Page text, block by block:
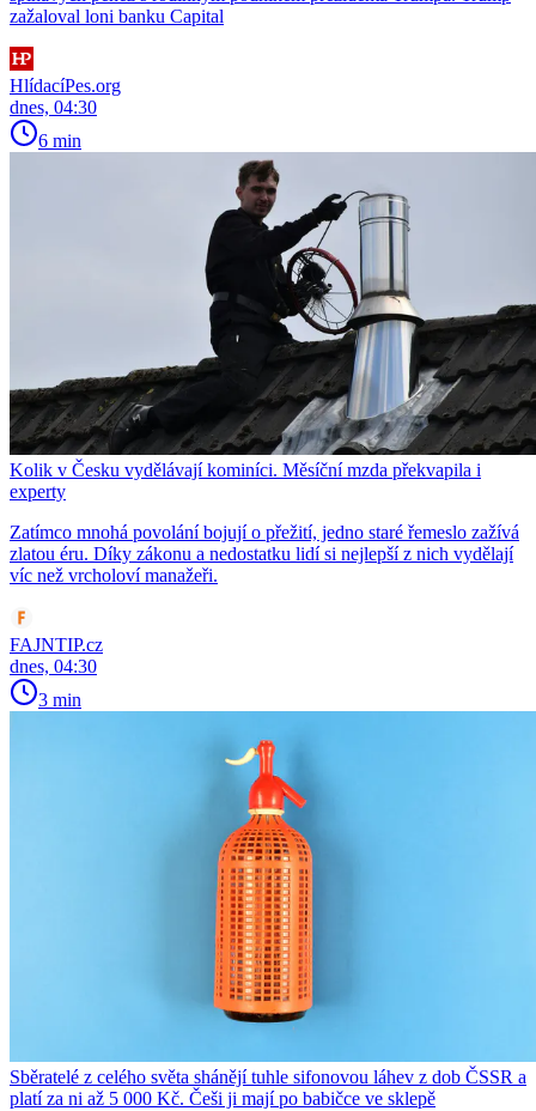
zažaloval loni banku Capital
HlídacíPes.org
dnes, 04:30
6 min
Kolik v Česku vydělávají kominíci. Měsíční mzda překvapila i
experty
Zatímco mnohá povolání bojují o přežití, jedno staré řemeslo zažívá
zlatou éru. Díky zákonu a nedostatku lidí si nejlepší z nich vydělají
víc než vrcholoví manažeři.
FAJNTIP.cz
dnes, 04:30
3 min
Sběratelé z celého světa shánějí tuhle sifonovou láhev z dob ČSSR a
platí za ni až 5 000 Kč. Češi ji mají po babičce ve sklepě